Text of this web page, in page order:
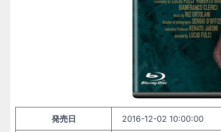
発売日 2016-12-02 10:00:00